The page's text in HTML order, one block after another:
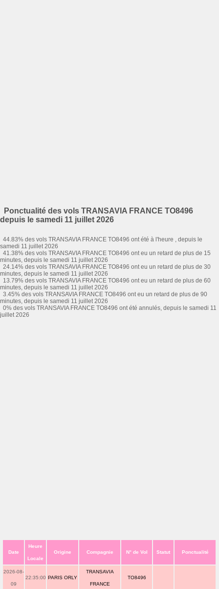
Ponctualité des vols TRANSAVIA FRANCE TO8496
depuis le samedi 11 juillet 2026
44.83% des vols TRANSAVIA FRANCE TO8496 ont été à l'heure , depuis le
samedi 11 juillet 2026
41.38% des vols TRANSAVIA FRANCE TO8496 ont eu un retard de plus de 15
minutes, depuis le samedi 11 juillet 2026
24.14% des vols TRANSAVIA FRANCE TO8496 ont eu un retard de plus de 30
minutes, depuis le samedi 11 juillet 2026
13.79% des vols TRANSAVIA FRANCE TO8496 ont eu un retard de plus de 60
minutes, depuis le samedi 11 juillet 2026
3.45% des vols TRANSAVIA FRANCE TO8496 ont eu un retard de plus de 90
minutes, depuis le samedi 11 juillet 2026
0% des vols TRANSAVIA FRANCE TO8496 ont été annulés, depuis le samedi 11
juillet 2026
Date
Heure
Locale
Origine Compagnie N° de Vol Statut Ponctualité
2026-08-
09
22:35:00 PARIS ORLY
TRANSAVIA
FRANCE
TO8496